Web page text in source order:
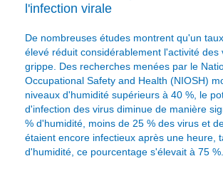
l'infection virale
De nombreuses études montrent qu'un
élevé réduit considérablement l'activité des
grippe. Des recherches menées par le
Occupational Safety and Health (NIOSH)
niveaux d'humidité supérieurs à 40 %, le
d'infection des virus diminue de manière
% d'humidité, moins de 25 % des virus et
étaient encore infectieux après une heure,
d'humidité, ce pourcentage s'élevait à 75 %.